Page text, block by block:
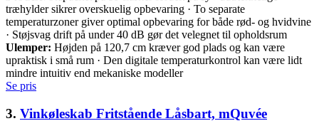
træhylder sikrer overskuelig opbevaring · To separate
temperaturzoner giver optimal opbevaring for både rød- og hvidvine
· Støjsvag drift på under 40 dB gør det velegnet til opholdsrum
Ulemper: Højden på 120,7 cm kræver god plads og kan være
upraktisk i små rum · Den digitale temperaturkontrol kan være lidt
mindre intuitiv end mekaniske modeller
Se pris
3. Vinkøleskab Fritstående Låsbart, mQuvée